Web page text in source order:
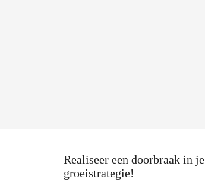
Realiseer een doorbraak in je
groeistrategie!